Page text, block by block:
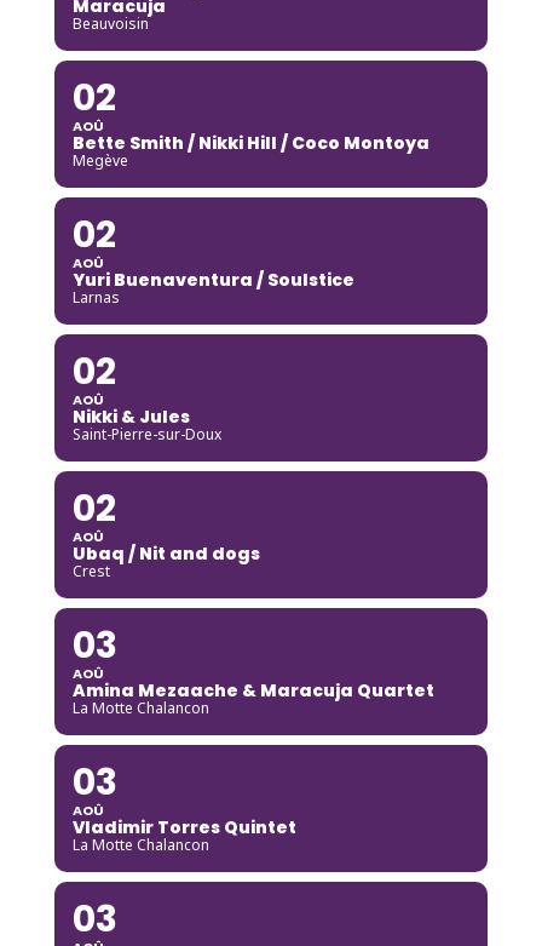
Maracuja
Beauvoisin
02
AOÛ
Bette Smith / Nikki Hill / Coco Montoya
Megève
02
AOÛ
Yuri Buenaventura / Soulstice
Larnas
02
AOÛ
Nikki & Jules
Saint-Pierre-sur-Doux
02
AOÛ
Ubaq / Nit and dogs
Crest
03
AOÛ
Amina Mezaache & Maracuja Quartet
La Motte Chalancon
03
AOÛ
Vladimir Torres Quintet
La Motte Chalancon
03